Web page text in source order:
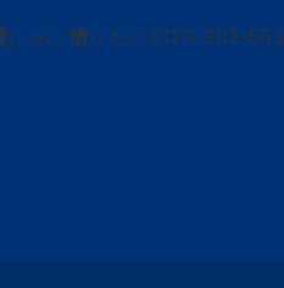
し たい 借り たい 0120-302-563